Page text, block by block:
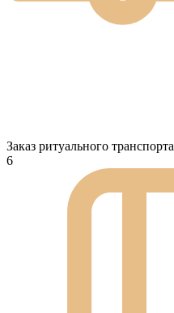
Заказ ритуального транспорта
6